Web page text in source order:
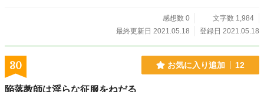
感想数 0
文字数 1,984
最終更新日 2021.05.18
登録日 2021.05.18
30 お気に入り追加 12
陥落教師は淫らな征服をねだる